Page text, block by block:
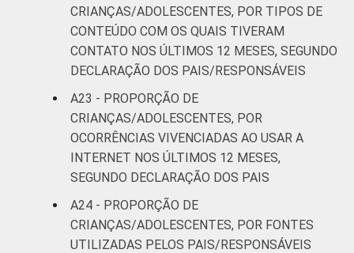
CRIANÇAS/ADOLESCENTES, POR TIPOS DE
CONTEÚDO COM OS QUAIS TIVERAM
CONTATO NOS ÚLTIMOS 12 MESES, SEGUNDO
DECLARAÇÃO DOS PAIS/RESPONSÁVEIS
A23 - PROPORÇÃO DE
CRIANÇAS/ADOLESCENTES, POR
OCORRÊNCIAS VIVENCIADAS AO USAR A
INTERNET NOS ÚLTIMOS 12 MESES,
SEGUNDO DECLARAÇÃO DOS PAIS
A24 - PROPORÇÃO DE
CRIANÇAS/ADOLESCENTES, POR FONTES
UTILIZADAS PELOS PAIS/RESPONSÁVEIS